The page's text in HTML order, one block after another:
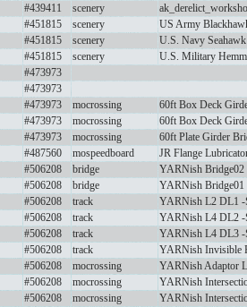
#439411 scenery
#451815 scenery
US Army
#451815 scenery
U.S. Navy
#451815 scenery
U.S. Military
#473973
#473973
#473973 mocrossing
60ft Box Deck
#473973 mocrossing
60ft Box Deck
#473973 mocrossing
60ft Plate Girder
#487560 mospeedboard
JR Flange
#506208 bridge
YARNish
#506208 bridge
YARNish
#506208 track
YARNish L2 DL1 -
#506208 track
YARNish L4 DL2 -
#506208 track
YARNish L4 DL3 -
#506208 track
YARNish Invisible
#506208 mocrossing
YARNish Adaptor
#506208 mocrossing
YARNish
#506208 mocrossing
YARNish